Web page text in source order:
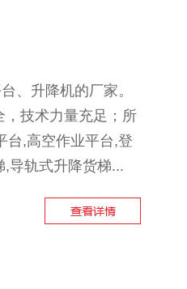
、升降机的厂家。
技术力量充足；所
台,高空作业平台,登
导轨式升降货梯...